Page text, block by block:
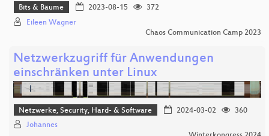
Bits & Bäume 2023-08-15
372
Eileen Wagner
Chaos Communication Camp 2023
Netzwerkzugriff für Anwendungen
einschränken unter Linux
Netzwerke, Security, Hard- & Software 2024-03-02
360
Johannes